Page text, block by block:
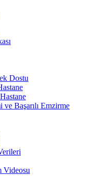
Dostu
Başarılı Emzirme
Videosu